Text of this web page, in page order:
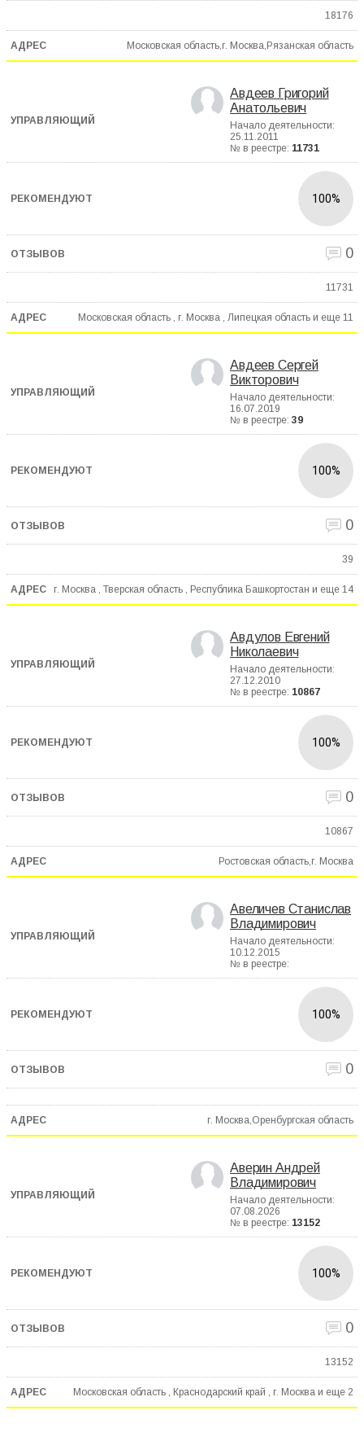
18176
Московская область,г. Москва,Рязанская область
Авдеев Григорий
Анатольевич
Начало деятельности:
25.11.2011
№ в реестре: 11731
100%
0
11731
Московская область , г. Москва , Липецкая область и еще 11
Авдеев Сергей
Викторович
Начало деятельности:
16.07.2019
№ в реестре: 39
100%
0
39
г. Москва , Тверская область , Республика Башкортостан и еще 14
Авдулов Евгений
Николаевич
Начало деятельности:
27.12.2010
№ в реестре: 10867
100%
0
10867
Ростовская область,г. Москва
Авеличев Станислав
Владимирович
Начало деятельности:
10.12.2015
№ в реестре:
100%
0
г. Москва,Оренбургская область
Аверин Андрей
Владимирович
Начало деятельности:
07.08.2026
№ в реестре: 13152
100%
0
13152
Московская область , Краснодарский край , г. Москва и еще 2